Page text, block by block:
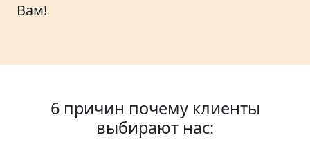
Вам!
6 причин почему клиенты
выбирают нас: